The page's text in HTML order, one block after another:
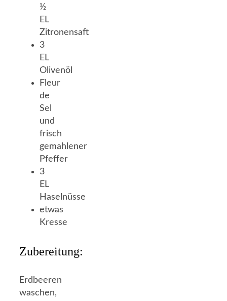
½
EL
Zitronensaft
3
EL
Olivenöl
Fleur
de
Sel
und
frisch
gemahlener
Pfeffer
3
EL
Haselnüsse
etwas
Kresse
Zubereitung:
Erdbeeren
waschen,